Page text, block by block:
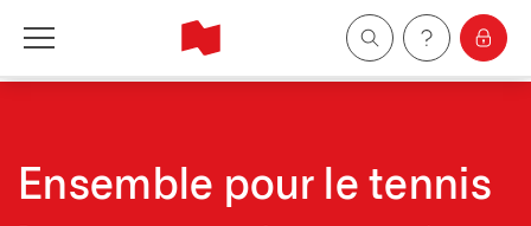
Entreprises
Ensemble pour le tennis